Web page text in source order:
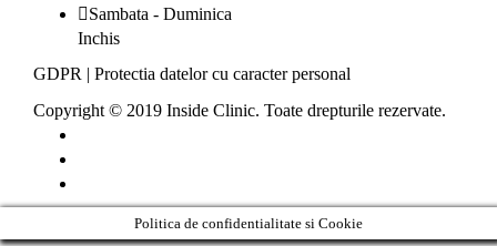
Sambata - Duminica
Inchis
GDPR | Protectia datelor cu caracter personal
Copyright © 2019 Inside Clinic. Toate drepturile rezervate.
Politica de confidentialitate si Cookie